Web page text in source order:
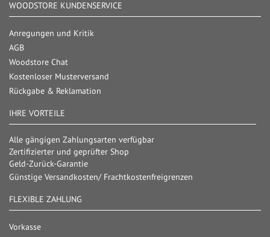
WOODSTORE KUNDENSERVICE
Anregungen und Kritik
AGB
Woodstore Chat
Kostenloser Musterversand
Rückgabe & Reklamation
IHRE VORTEILE
Alle gängigen Zahlungsarten verfügbar
Zertifizierter und geprüfter Shop
Geld-Zurück-Garantie
Günstige Versandkosten/ Frachtkostenfreigrenzen
FLEXIBLE ZAHLUNG
Vorkasse